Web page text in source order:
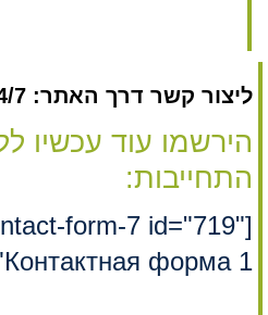
ליצור קשר דרך האתר: 24/7.
הירשמו עוד עכשיו
התחייבות:
form-7 id="719"
форма 1"]